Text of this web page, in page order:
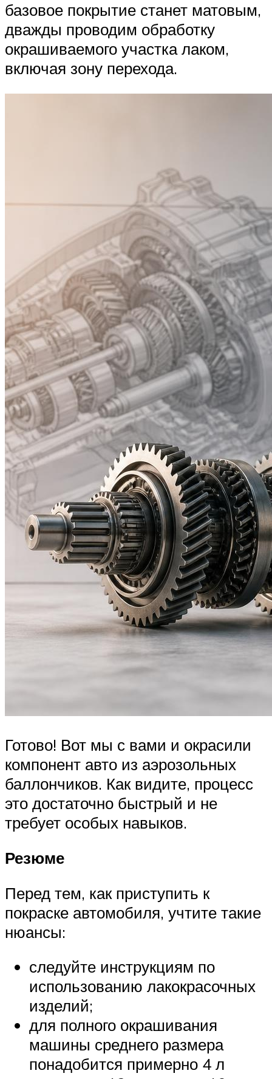
базовое покрытие станет матовым,
дважды проводим обработку
окрашиваемого участка лаком,
включая зону перехода.
Готово! Вот мы с вами и окрасили
компонент авто из аэрозольных
баллончиков. Как видите, процесс
это достаточно быстрый и не
требует особых навыков.
Резюме
Перед тем, как приступить к
покраске автомобиля, учтите такие
нюансы:
следуйте инструкциям по
использованию лакокрасочных
изделий;
для полного окрашивания
машины среднего размера
понадобится примерно 4 л